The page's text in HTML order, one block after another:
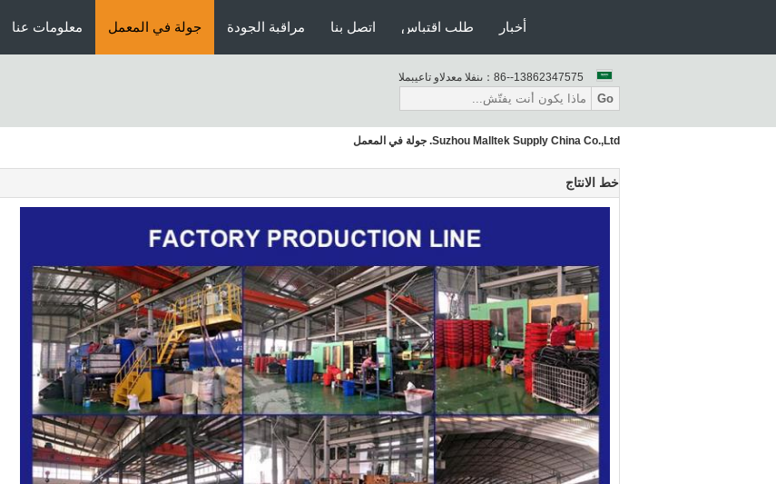
معلومات عنا جولة في المعمل مراقبة الجودة اتصل بنا طلب اقتباس أخبار
المبيعات والدعم الفنى： 86--13862347575
Go
Suzhou Malltek Supply China Co.,Ltd. جولة في المعمل
خط الانتاج